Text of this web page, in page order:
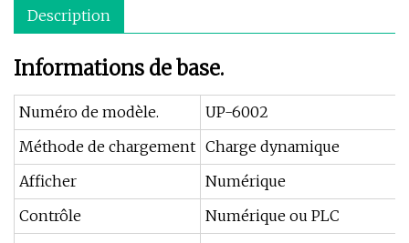
Description
Informations de base.
Numéro de modèle.
UP-6002
Méthode de chargement Charge dynamique
Afficher
Numérique
Contrôle
Numérique ou PLC